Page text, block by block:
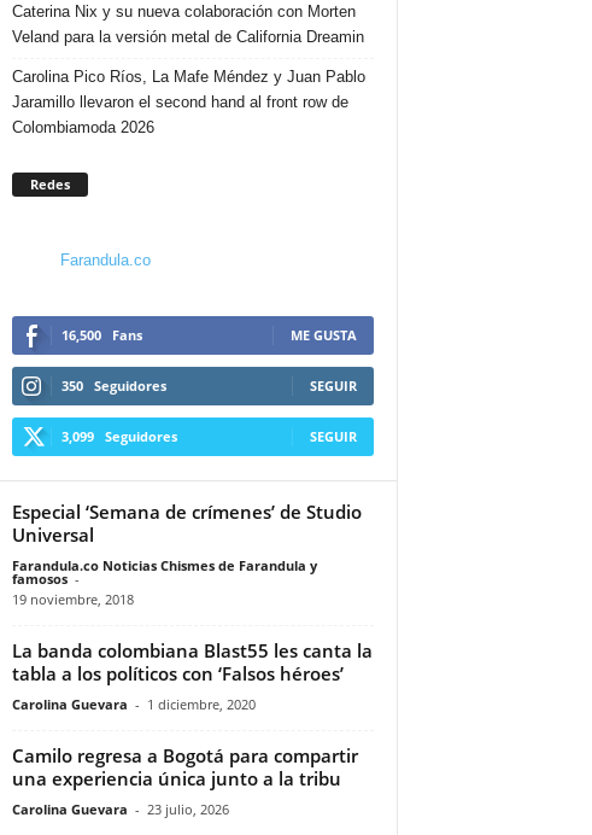
Caterina Nix y su nueva colaboración con Morten
Veland para la versión metal de California Dreamin
Carolina Pico Ríos, La Mafe Méndez y Juan Pablo
Jaramillo llevaron el second hand al front row de
Colombiamoda 2026
Redes
Farandula.co
16,500 Fans ME GUSTA
350 Seguidores SEGUIR
3,099 Seguidores SEGUIR
Especial ‘Semana de crímenes’ de Studio
Universal
Farandula.co Noticias Chismes de Farandula y
famosos -
19 noviembre, 2018
La banda colombiana Blast55 les canta la
tabla a los políticos con ‘Falsos héroes’
Carolina Guevara - 1 diciembre, 2020
Camilo regresa a Bogotá para compartir
una experiencia única junto a la tribu
Carolina Guevara - 23 julio, 2026